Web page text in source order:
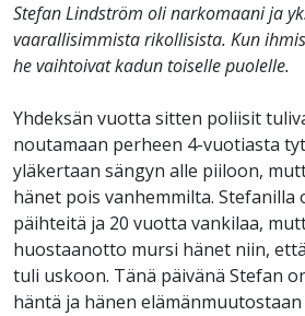
Stefan Lindström oli narkomaani ja
vaarallisimmista rikollisista. Kun
he vaihtoivat kadun toiselle puolelle.
Yhdeksän vuotta sitten poliisit
noutamaan perheen 4-vuotiasta
yläkertaan sängyn alle piiloon,
hänet pois vanhemmilta. Stefanilla
päihteitä ja 20 vuotta vankilaa,
huostaanotto mursi hänet niin,
tuli uskoon. Tänä päivänä Stefan
häntä ja hänen